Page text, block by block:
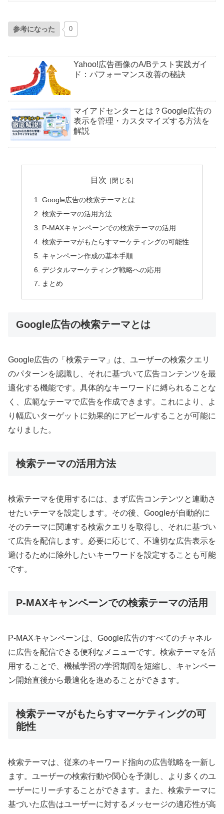
参考になった 0
Yahoo!広告画像のA/Bテスト実践ガイ
ド：パフォーマンス改善の秘訣
マイアドセンターとは？Google広告の
表示を管理・カスタマイズする方法を
解説
目次
Google広告の検索テーマとは
検索テーマの活用方法
P-MAXキャンペーンでの検索テーマの活用
検索テーマがもたらすマーケティングの可能性
キャンペーン作成の基本手順
デジタルマーケティング戦略への応用
まとめ
Google広告の検索テーマとは
Google広告の「検索テーマ」は、ユーザーの検索クエリ
のパターンを認識し、それに基づいて広告コンテンツを最
適化する機能です。具体的なキーワードに縛られることな
く、広範なテーマで広告を作成できます。これにより、よ
り幅広いターゲットに効果的にアピールすることが可能に
なりました 。
検索テーマの活用方法
検索テーマを使用するには、まず広告コンテンツと連動さ
せたいテーマを設定します。その後、Googleが自動的に
そのテーマに関連する検索クエリを取得し、それに基づい
て広告を配信します。必要に応じて、不適切な広告表示を
避けるために除外したいキーワードを設定することも可能
です。
P-MAXキャンペーンでの検索テーマの活用
P-MAXキャンペーンは、Google広告のすべてのチャネル
に広告を配信できる便利なメニューです。検索テーマを活
用することで、機械学習の学習期間を短縮し、キャンペー
ン開始直後から最適化を進めることができます。
検索テーマがもたらすマーケティングの可
能性
検索テーマは、従来のキーワード指向の広告戦略を一新し
ます。ユーザーの検索行動や関心を予測し、より多くのユ
ーザーにリーチすることができます。また、検索テーマに
基づいた広告はユーザーに対するメッセージの適応性が高